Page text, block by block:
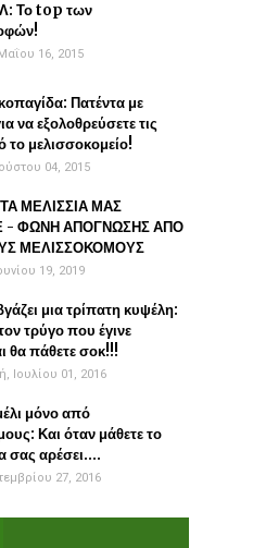
Το top των
16, 2015
Πατέντα με
να εξολοθρεύσετε τις
μελισσοκομείο!
04, 2015
ΜΕΛΙΣΣΙΑ ΜΑΣ
- ΦΩΝΗ ΑΠΟΓΝΩΣΗΣ ΑΠΟ
ΜΕΛΙΣΣΟΚΟΜΟΥΣ
19, 2019
μια τρίπατη κυψέλη:
τρύγο που έγινε
θα πάθετε σοκ!!!
Ιουλίου 01, 2016
μόνο από
Και όταν μάθετε το
σας αρέσει....
27, 2016